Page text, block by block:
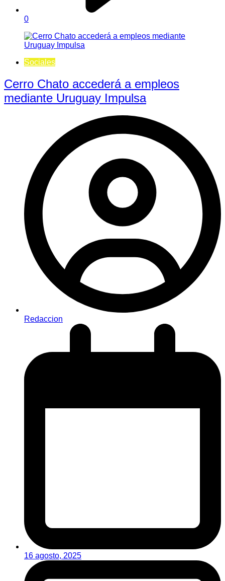
0
Sociales
Cerro Chato accederá a empleos
mediante Uruguay Impulsa
Redaccion
16 agosto, 2025